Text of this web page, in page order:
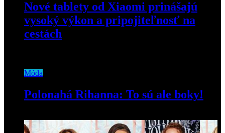
Nové tablety od Xiaomi prinášajú
vysoký výkon a pripojiteľnosť na
cestách
Móda
Polonahá Rihanna: To sú ale boky!